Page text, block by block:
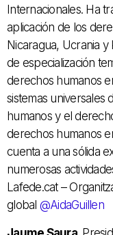
Internacionales. Ha
aplicación de los
Nicaragua, Ucrania
de especialización
derechos humanos
sistemas universales
humanos y el
derechos humanos
cuenta a una sólida
numerosas
Lafede.cat –
global @AidaGuillen